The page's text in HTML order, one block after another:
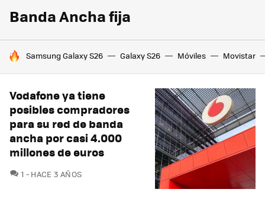
Banda Ancha fija
HOY SE HABLA DE
Samsung Galaxy S26 Galaxy S26 Móviles Movistar
Vodafone ya tiene
posibles compradores
para su red de banda
ancha por casi 4.000
millones de euros
1 COMENTARIOS
HACE 3 AÑOS